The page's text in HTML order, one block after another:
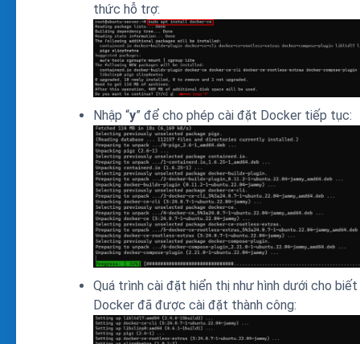
thức hỗ trợ:
Nhập “y” để cho phép cài đặt Docker tiếp tục:
Quá trình cài đặt hiển thị như hình dưới cho biết
Docker đã được cài đặt thành công: